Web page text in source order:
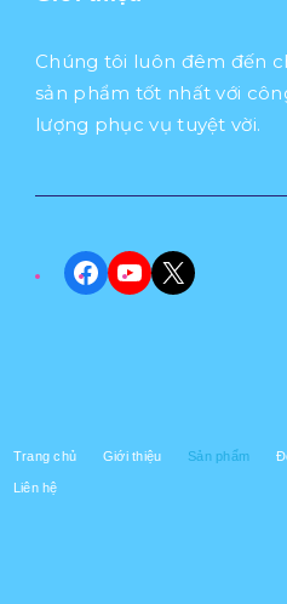
Chúng tôi luôn đêm đến
sản phẩm tốt nhất với
lượng phục vụ tuyệt vời.
Facebook
YouTube
X
Trang chủ Giới thiệu Sản phẩm
Liên hệ